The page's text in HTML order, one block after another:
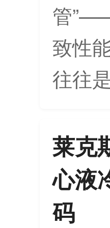
管
致性
往往
莱克
心液
码